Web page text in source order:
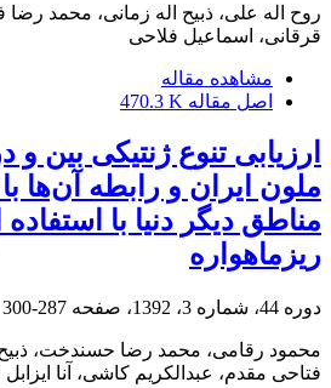
روح اله علی، ذبیح اله زمانی، محمد
قرقانی، اسماعیل فلاحی
مشاهده مقاله
اصل مقاله 470.3 K
ارزیابی تنوع ژنتیکی بین
ملون ایران و رابطه آن‌ها
مناطق دیگر دنیا با
ریزماهواره
دوره 44، شماره 3، 1392، صفحه 287-300
محمود رقامی، محمد رضا حسندخت،
فتاحی مقدم، عبدالکریم کاشی، آنا ایزابل